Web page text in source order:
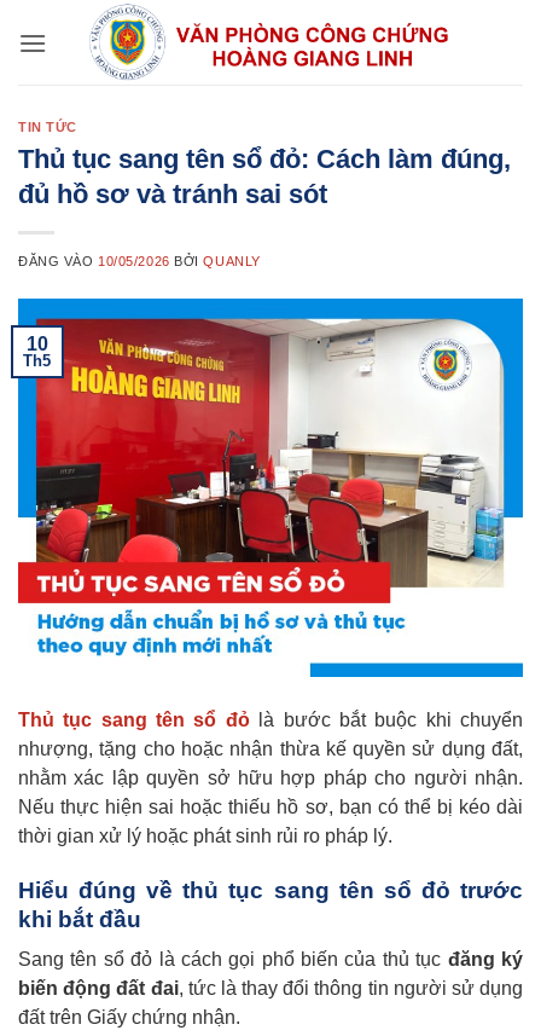
qua
TIN TỨC
Thủ tục sang tên sổ đỏ: Cách làm đúng,
đủ hồ sơ và tránh sai sót
ĐĂNG VÀO 10/05/2026 BỞIQUANLY
10
Th5
Thủ tục sang tên sổ đỏlà bước bắt buộc khi chuyển
nhượng, tặng cho hoặc nhận thừa kế quyền sử dụng đất,
nhằm xác lập quyền sở hữu hợp pháp cho người nhận.
Nếu thực hiện sai hoặc thiếu hồ sơ, bạn có thể bị kéo dài
thời gian xử lý hoặc phát sinh rủi ro pháp lý.
Hiểu đúng về thủ tục sang tên sổ đỏ trước
khi bắt đầu
Sang tên sổ đỏ là cách gọi phổ biến của thủ tục đăng ký
biến động đất đai, tức là thay đổi thông tin người sử dụng
đất trên Giấy chứng nhận.